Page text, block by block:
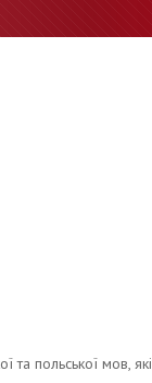
та польської мов, які